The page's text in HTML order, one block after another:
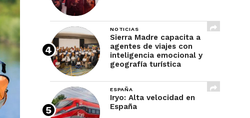
NOTICIAS
Sierra Madre capacita a
agentes de viajes con
inteligencia emocional y
geografía turística
ESPAÑA
Iryo: Alta velocidad en
España